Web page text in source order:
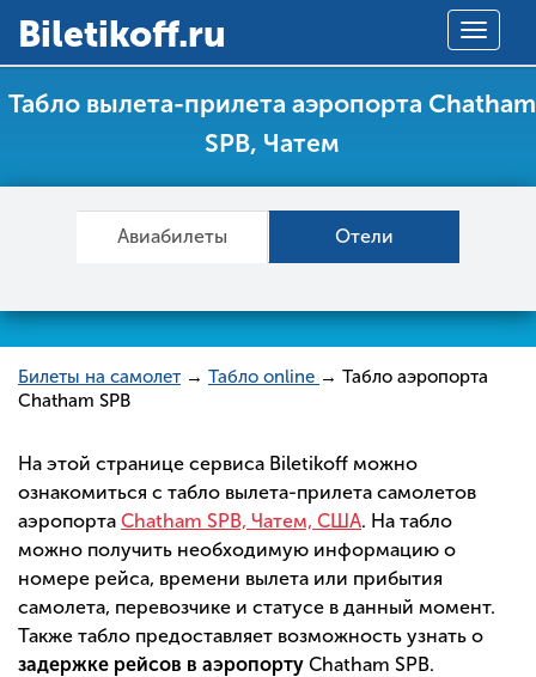
Toggle
Вiletikoff.ru
Табло вылета-прилета аэропорта Chatham
SPB, Чатем
Авиабилеты Отели
Билеты на самолет → Табло online → Табло аэропорта
Chatham SPB
На этой странице сервиса Biletikoff можно
ознакомиться с табло вылета-прилета самолетов
аэропорта Chatham SPB, Чатем, США. На табло
можно получить необходимую информацию о
номере рейса, времени вылета или прибытия
самолета, перевозчике и статусе в данный момент.
Также табло предоставляет возможность узнать о
задержке рейсов в аэропорту Chatham SPB.